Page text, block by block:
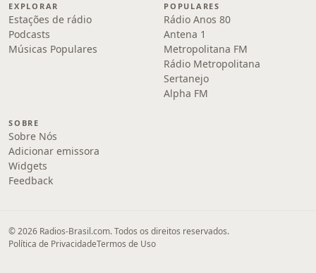
EXPLORAR
Estações de rádio
Podcasts
Músicas Populares
POPULARES
Rádio Anos 80
Antena 1
Metropolitana FM
Rádio Metropolitana
Sertanejo
Alpha FM
SOBRE
Sobre Nós
Adicionar emissora
Widgets
Feedback
© 2026 Radios-Brasil.com. Todos os direitos reservados.
Política de PrivacidadeTermos de Uso